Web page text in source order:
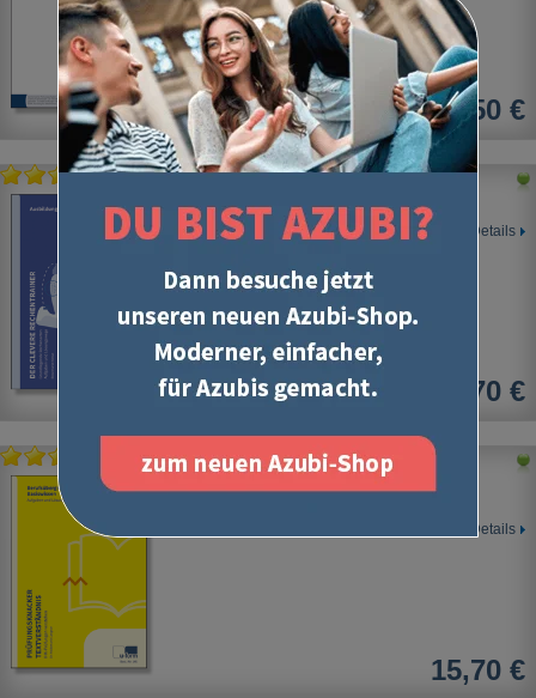
13,50 €
Der clevere Rechentrainer
Details
15,70 €
Prüfungsknacker Textverständnis
Details
15,70 €